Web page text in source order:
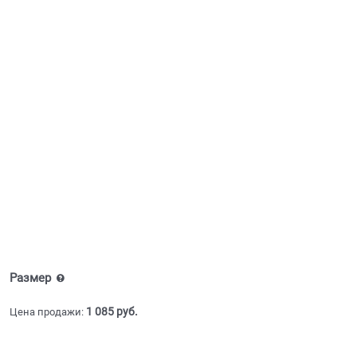
Размер
Цена продажи: 1 085 руб.